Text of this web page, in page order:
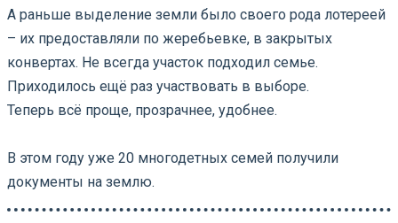
А раньше выделение земли было своего рода лотереей
– их предоставляли по жеребьевке, в закрытых
конвертах. Не всегда участок подходил семье.
Приходилось ещё раз участвовать в выборе.
Теперь всё проще, прозрачнее, удобнее.
В этом году уже 20 многодетных семей получили
документы на землю.